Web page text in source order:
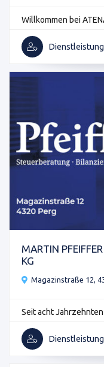
Willkommen bei
MARTIN
KG
Magazinstraße 12,
Seit acht